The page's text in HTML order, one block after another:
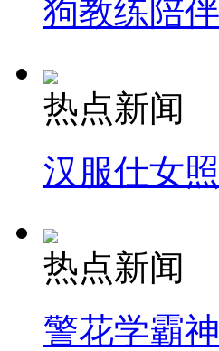
狗教练陪
热点新闻
汉服仕女
热点新闻
警花学霸